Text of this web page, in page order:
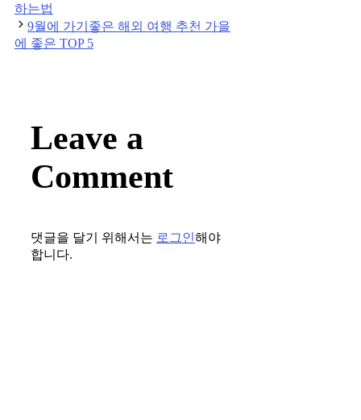
navigation
하는법
9월에 가기좋은 해외 여행 추천 가을
에 좋은 TOP 5
Leave a
Comment
댓글을 달기 위해서는 로그인해야
합니다.